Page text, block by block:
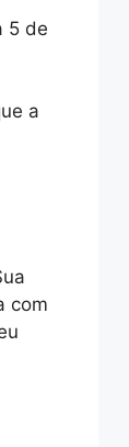
5 de
a
com